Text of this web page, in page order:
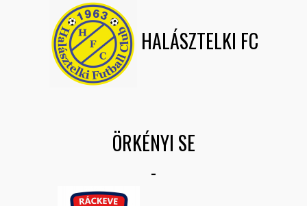
HALÁSZTELKI FC
ÖRKÉNYI SE
-